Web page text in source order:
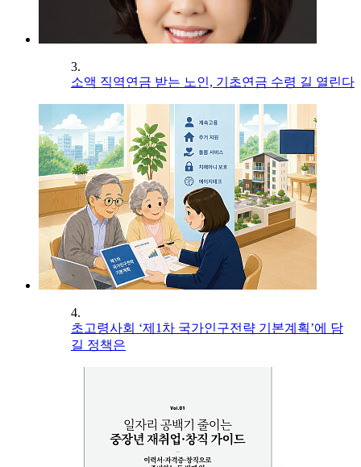
3.
소액 직역연금 받는 노인, 기초연금 수령 길 열린다
4.
초고령사회 ‘제1차 국가인구전략 기본계획’에 담
길 정책은